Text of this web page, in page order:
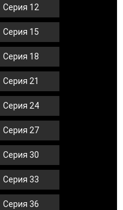
Серия 12
Серия 15
Серия 18
Серия 21
Серия 24
Серия 27
Серия 30
Серия 33
Серия 36